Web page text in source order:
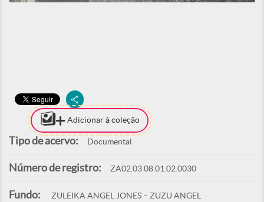
Adicionar à coleção
Tipo de acervo: Documental
Número de registro: ZA02.03.08.01.02.0030
Fundo: ZULEIKA ANGEL JONES – ZUZU ANGEL